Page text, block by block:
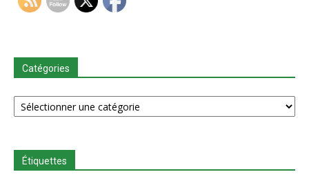
Catégories
Catégories
Étiquettes